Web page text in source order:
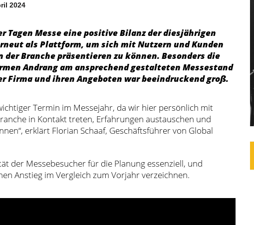
2024
Tagen Messe eine positive Bilanz der diesjährigen
als Plattform, um sich mit Nutzern und Kunden
Branche präsentieren zu können. Besonders die
Andrang am ansprechend gestalteten Messestand
Firma und ihren Angeboten war beeindruckend groß.
Termin im Messejahr, da wir hier persönlich mit
in Kontakt treten, Erfahrungen austauschen und
erklärt Florian Schaaf, Geschäftsführer von Global
der Messebesucher für die Planung essenziell, und
Anstieg im Vergleich zum Vorjahr verzeichnen.